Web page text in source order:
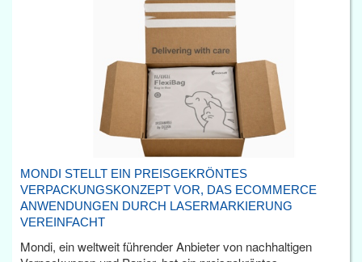
MONDI STELLT EIN PREISGEKRÖNTES
VERPACKUNGSKONZEPT VOR, DAS ECOMMERCE
ANWENDUNGEN DURCH LASERMARKIERUNG
VEREINFACHT
Mondi, ein weltweit führender Anbieter von nachhaltigen